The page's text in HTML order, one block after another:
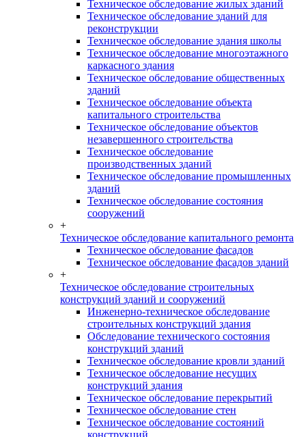
Техническое обследование жилых зданий
Техническое обследование зданий для
реконструкции
Техническое обследование здания школы
Техническое обследование многоэтажного
каркасного здания
Техническое обследование общественных
зданий
Техническое обследование объекта
капитального строительства
Техническое обследование объектов
незавершенного строительства
Техническое обследование
производственных зданий
Техническое обследование промышленных
зданий
Техническое обследование состояния
сооружений
+
Техническое обследование капитального ремонта
Техническое обследование фасадов
Техническое обследование фасадов зданий
+
Техническое обследование строительных
конструкций зданий и сооружений
Инженерно-техническое обследование
строительных конструкций здания
Обследование технического состояния
конструкций зданий
Техническое обследование кровли зданий
Техническое обследование несущих
конструкций здания
Техническое обследование перекрытий
Техническое обследование стен
Техническое обследование состояний
конструкций